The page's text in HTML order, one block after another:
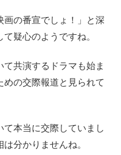
画の番宣でしょ！」と深
疑心のようですね。
共演するドラマも始ま
めの交際報道と見られて
本当に交際していまし
分かりませんね。